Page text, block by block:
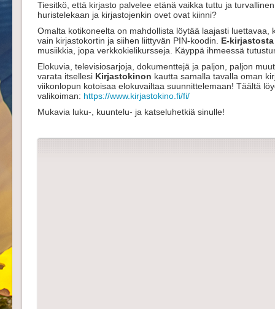
Tiesitkö, että kirjasto palvelee etänä vaikka tuttu ja
huristelekaan ja kirjastojenkin ovet ovat kiinni?
Omalta kotikoneelta on mahdollista löytää laajasti luettavaa,
vain kirjastokortin ja siihen liittyvän PIN-koodin. E-
musiikkia, jopa verkkokielikursseja. Käyppä ihmeessä
Elokuvia, televisiosarjoja, dokumenttejä ja paljon, paljon
varata itsellesi Kirjastokinon kautta samalla tavalla oman
viikonlopun kotoisaa elokuvailtaa suunnittelemaan! Täältä
valikoiman: https://www.kirjastokino.fi/fi/
Mukavia luku-, kuuntelu- ja katseluhetkiä sinulle!